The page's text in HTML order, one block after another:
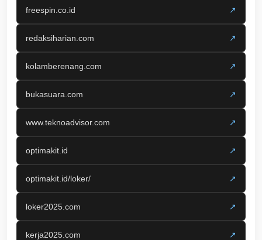
freespin.co.id ↗
redaksiharian.com ↗
kolamberenang.com ↗
bukasuara.com ↗
www.teknoadvisor.com ↗
optimakit.id ↗
optimakit.id/loker/ ↗
loker2025.com ↗
kerja2025.com ↗